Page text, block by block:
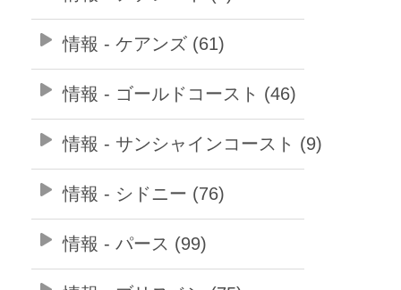
情報 - ケアンズ (61)
情報 - ゴールドコースト (46)
情報 - サンシャインコースト (9)
情報 - シドニー (76)
情報 - パース (99)